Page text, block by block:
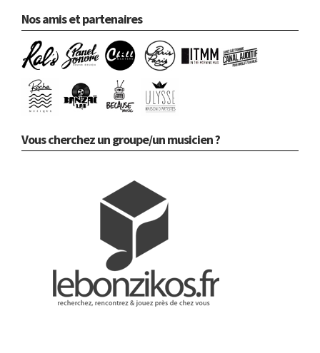
Nos amis et partenaires
Vous cherchez un groupe/un musicien ?